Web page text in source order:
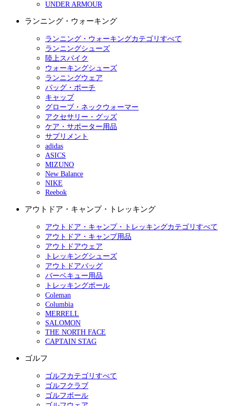
UNDER ARMOUR
ランニング・ウォーキング
ランニング・ウォーキングカテゴリすべて
ランニングシューズ
陸上スパイク
ウォーキングシューズ
ランニングウェア
バッグ・ポーチ
キャップ
グローブ・ネックウォーマー
アクセサリー・グッズ
ケア・サポーター用品
サプリメント
adidas
ASICS
MIZUNO
New Balance
NIKE
Reebok
アウトドア・キャンプ・トレッキング
アウトドア・キャンプ・トレッキングカテゴリすべて
アウトドア・キャンプ用品
アウトドアウェア
トレッキングシューズ
アウトドアバッグ
バーベキュー用品
トレッキングポール
Coleman
Columbia
MERRELL
SALOMON
THE NORTH FACE
CAPTAIN STAG
ゴルフ
ゴルフカテゴリすべて
ゴルフクラブ
ゴルフボール